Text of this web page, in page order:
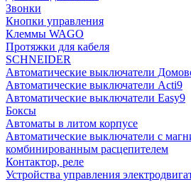
Звонки
Кнопки управления
Клеммы WAGO
Протяжки для кабеля
SCHNEIDER
Автоматические выключатели
Автоматические выключатели Acti9
Автоматические выключатели Easy9
Боксы
Автоматы в литом корпусе
Автоматические выключатели с
комбинированным расцепителем
Контактор, реле
Устройства управления